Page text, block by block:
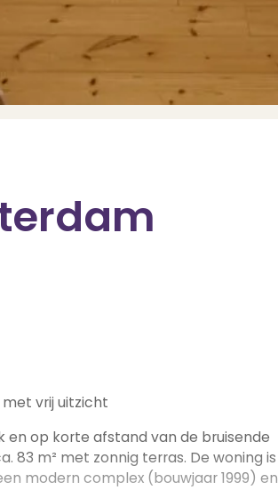
met vrij uitzicht
op korte afstand van de bruisende
83 m² met zonnig terras. De woning is
modern complex (bouwjaar 1999) en